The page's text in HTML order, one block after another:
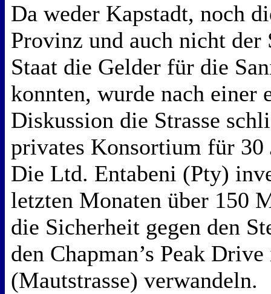
Da weder Kapstadt, noch
Provinz und auch nicht der
Staat die Gelder für die
konnten, wurde nach einer
Diskussion die Strasse
privates Konsortium für 30
Die Ltd. Entabeni (Pty)
letzten Monaten über 150
die Sicherheit gegen den
den Chapman’s Peak
(Mautstrasse) verwandeln.